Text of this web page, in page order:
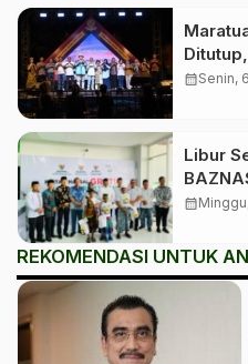
Event
calendar_monthSenin,
Libur
Massal
calendar_month
REKOMENDASI UNTUK